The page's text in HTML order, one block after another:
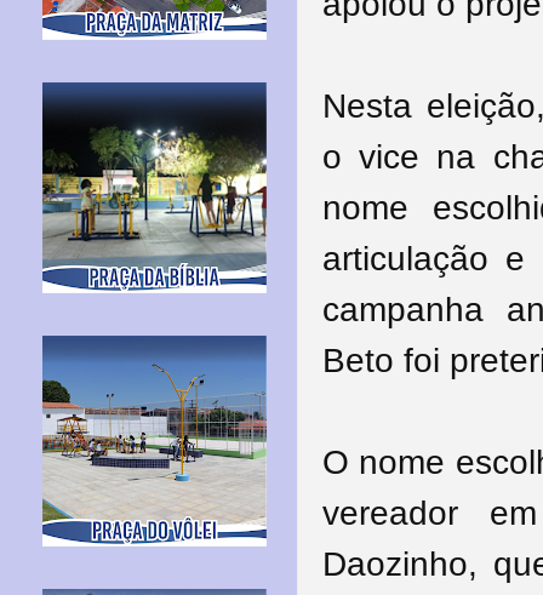
Nesta
o vice na
nome
articulação e
campanha
Beto foi
O nome
vereador
Daozinho,